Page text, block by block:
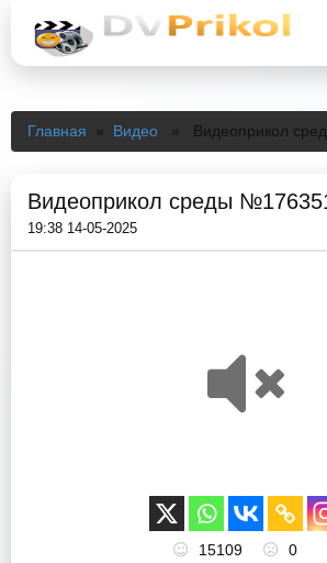
Главная » Видео » Видеоприкол
Видеоприкол среды
19:38 14-05-2025
15109 0